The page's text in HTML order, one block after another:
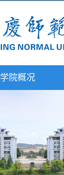
学院概况